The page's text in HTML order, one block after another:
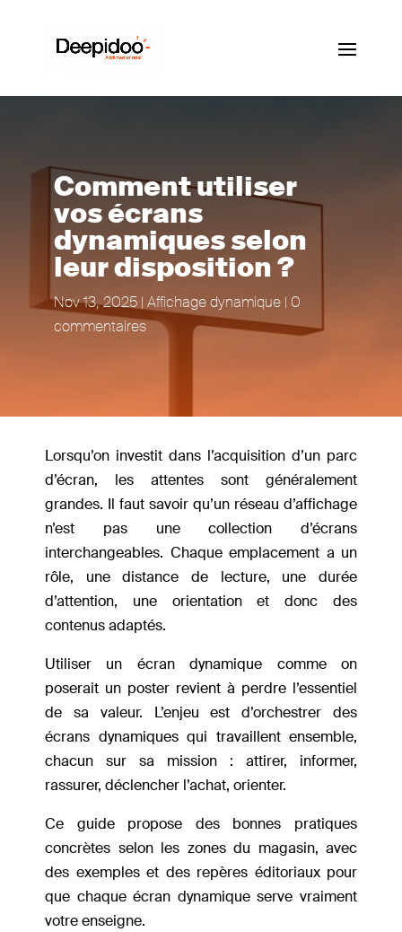
Comment utiliser
vos écrans
dynamiques selon
leur disposition ?
Nov 13, 2025| Affichage dynamique| 0
commentaires
Lorsqu’on investit dans l’acquisition d’un parc
d’écran, les attentes sont généralement
grandes. Il faut savoir qu’un réseau d’affichage
n’est pas une collection d’écrans
interchangeables. Chaque emplacement a un
rôle, une distance de lecture, une durée
d’attention, une orientation et donc des
contenus adaptés.
Utiliser un écran dynamique comme on
poserait un poster revient à perdre l’essentiel
de sa valeur. L’enjeu est d’orchestrer des
écrans dynamiques qui travaillent ensemble,
chacun sur sa mission : attirer, informer,
rassurer, déclencher l’achat, orienter.
Ce guide propose des bonnes pratiques
concrètes selon les zones du magasin, avec
des exemples et des repères éditoriaux pour
que chaque écran dynamique serve vraiment
votre enseigne.